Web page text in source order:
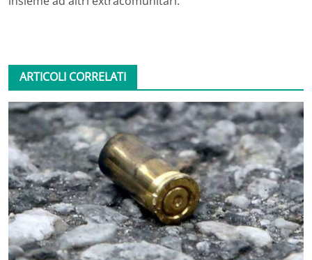
ARTICOLI CORRELATI